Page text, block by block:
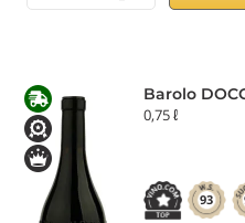
Barolo
0,75 ℓ
93